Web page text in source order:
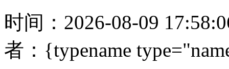
时间：2026-08-09
者：{typename